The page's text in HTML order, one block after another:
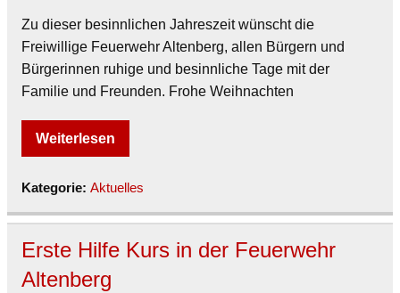
Zu dieser besinnlichen Jahreszeit wünscht die
Freiwillige Feuerwehr Altenberg, allen Bürgern und
Bürgerinnen ruhige und besinnliche Tage mit der
Familie und Freunden. Frohe Weihnachten
Weiterlesen
Kategorie: Aktuelles
Erste Hilfe Kurs in der Feuerwehr
Altenberg